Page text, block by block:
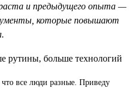
и предыдущего опыта —
которые повышают
все люди разные. Приведу